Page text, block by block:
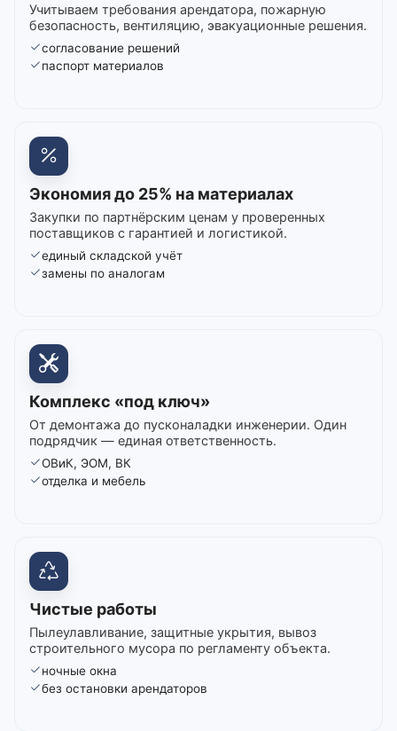
Учитываем требования арендатора, пожарную
безопасность, вентиляцию, эвакуационные решения.
согласование решений
паспорт материалов
Экономия до 25% на материалах
Закупки по партнёрским ценам у проверенных
поставщиков с гарантией и логистикой.
единый складской учёт
замены по аналогам
Комплекс «под ключ»
От демонтажа до пусконаладки инженерии. Один
подрядчик — единая ответственность.
ОВиК, ЭОМ, ВК
отделка и мебель
Чистые работы
Пылеулавливание, защитные укрытия, вывоз
строительного мусора по регламенту объекта.
ночные окна
без остановки арендаторов